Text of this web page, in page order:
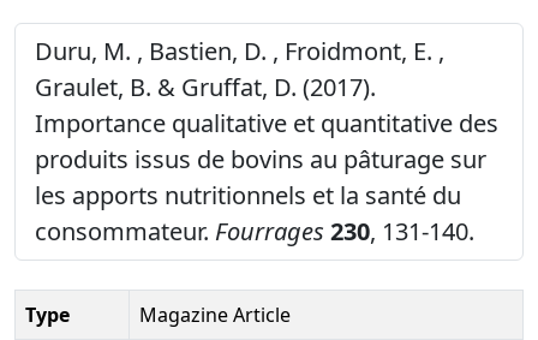
Duru, M. , Bastien, D. , Froidmont, E. ,
Graulet, B. & Gruffat, D. (2017).
Importance qualitative et quantitative des
produits issus de bovins au pâturage sur
les apports nutritionnels et la santé du
consommateur. Fourrages 230, 131-140.
Type
Magazine Article